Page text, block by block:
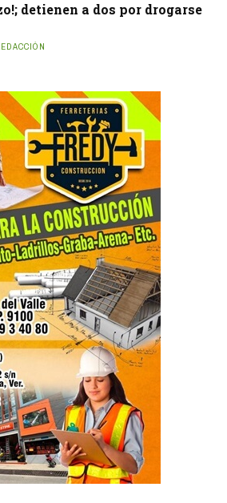
detienen a dos por drogarse